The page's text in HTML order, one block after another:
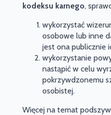
kodeksu karnego,
wykorzystać
osobowe lub inne
jest ona publicznie
wykorzystanie
nastąpić w celu
pokrzywdzonemu
osobistej.
Więcej na temat